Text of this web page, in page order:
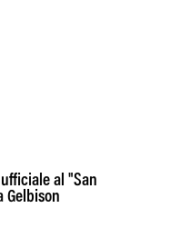
al "San
Gelbison